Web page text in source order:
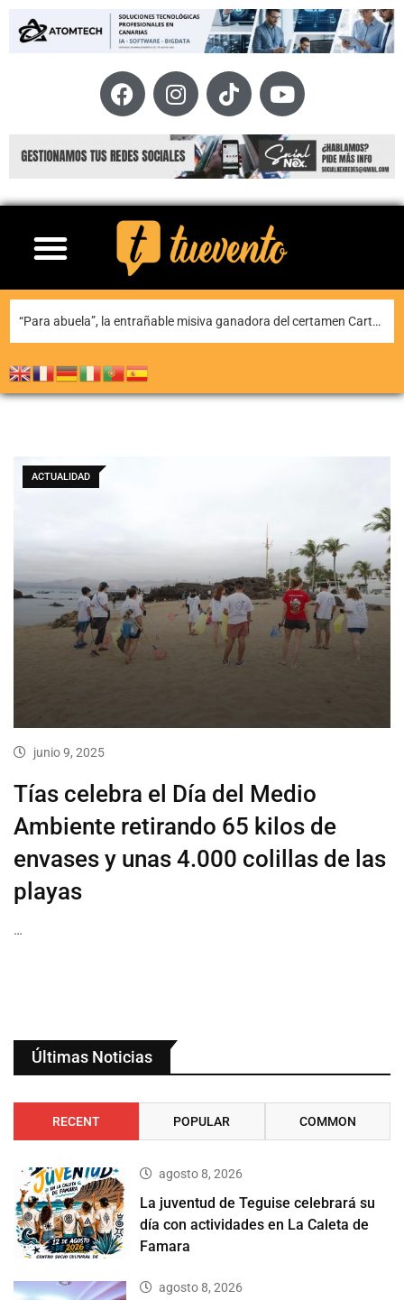
“Para abuela”, la entrañable misiva ganadora del certamen Carta para una fiesta de Puerto del Carmen
ACTUALIDAD
junio 9, 2025
Tías celebra el Día del Medio
Ambiente retirando 65 kilos de
envases y unas 4.000 colillas de las
playas
…
Últimas Noticias
RECENT POPULAR COMMON
agosto 8, 2026
La juventud de Teguise celebrará su
día con actividades en La Caleta de
Famara
agosto 8, 2026